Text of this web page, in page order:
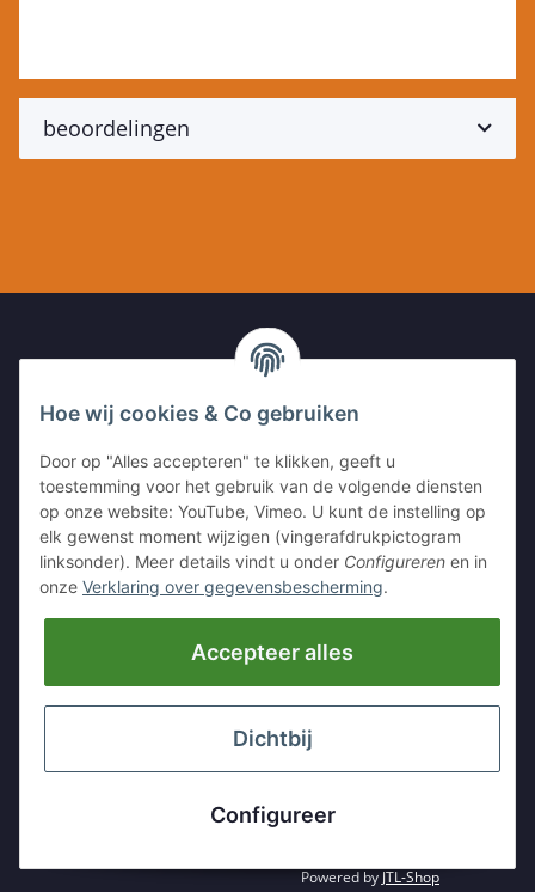
beoordelingen
47803 Krefeld
Tel:+49 (0)2151 5372253
Mobil:+49 (0)157 30656681
E-Mai:info@hackmesser24.de
LEGALE INFORMATIE
* Alle prijzen plus BTW., plusverzending
Powered by JTL-Shop
Hoe wij cookies & Co gebruiken
Door op "Alles accepteren" te klikken, geeft u
toestemming voor het gebruik van de volgende diensten
op onze website: YouTube, Vimeo. U kunt de instelling op
elk gewenst moment wijzigen (vingerafdrukpictogram
linksonder). Meer details vindt u onder Configureren en in
onze Verklaring over gegevensbescherming.
Accepteer alles
Dichtbij
Configureer